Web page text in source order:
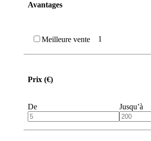
Avantages
Meilleure vente 1
Prix (€)
De Jusqu’à